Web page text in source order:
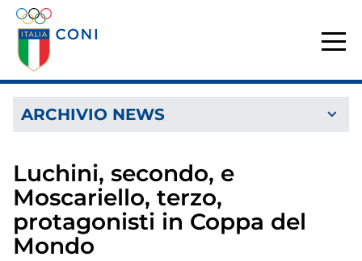
Luchini, secondo, e
Moscariello, terzo,
protagonisti in Coppa del
Mondo
ARCHIVIO NEWS